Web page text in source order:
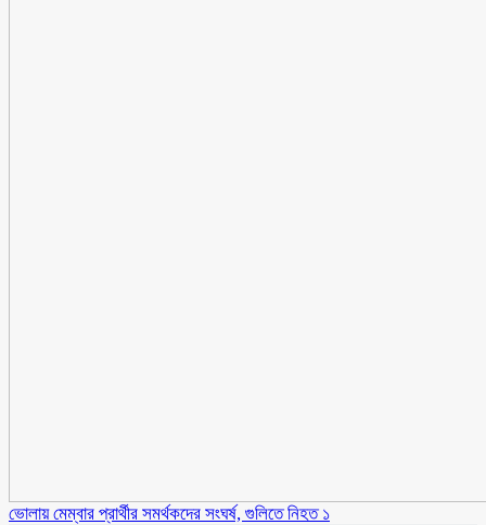
ভোলায় মেম্বার প্রার্থীর সমর্থকদের সংঘর্ষ, গুলিতে নিহত ১